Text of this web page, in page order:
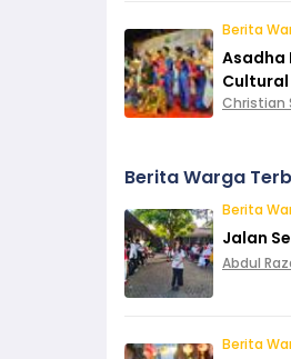
Berita
Asadha
Christian
Berita Warga
Berita
Jalan
Abdul
Berita